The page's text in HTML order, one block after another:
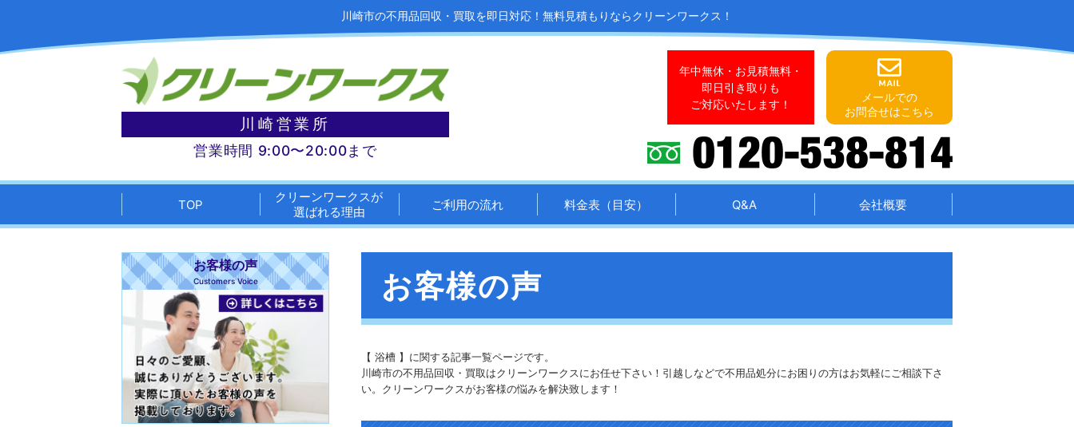
川崎市の不用品回収・買取を即日対応！ 無料見積もりならクリーンワークス！
川崎営業所
営業時間 9:00〜20:00まで
年中無休・お見積無料・
即日引き取りも
ご対応いたします！
メールでの
お問合せはこちら
TOP
クリーンワークスが
選ばれる理由
ご利用の流れ 料金表（目安） Q&A 会社概要
お客様の声
【 浴槽 】に関する記事一覧ページです。
川崎市の不用品回収・買取はクリーンワークスにお任せ下さい！引越しなどで不用品処分にお困りの方はお気軽にご相談下さ
い。クリーンワークスがお客様の悩みを解決致します！
お客様の声
Customers Voice